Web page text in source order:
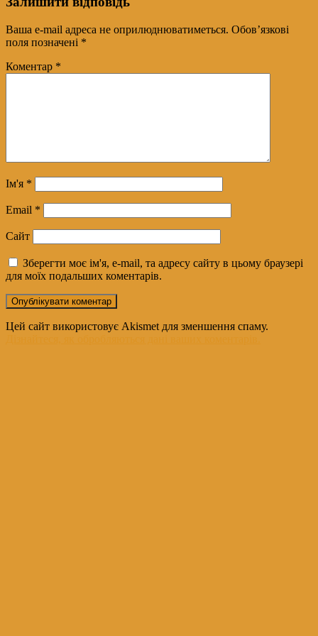
Ваша e-mail адреса не оприлюднюватиметься. Обов’язкові
поля позначені *
Коментар *
Ім'я *
Email *
Сайт
Зберегти моє ім'я, e-mail, та адресу сайту в цьому браузері
для моїх подальших коментарів.
Цей сайт використовує Akismet для зменшення спаму.